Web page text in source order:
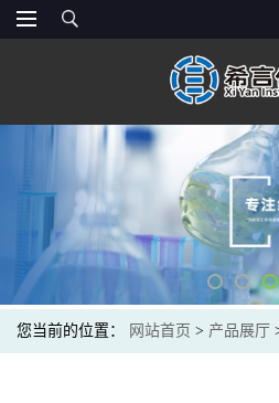
您当前的位置： 网站首页 > 产品展厅